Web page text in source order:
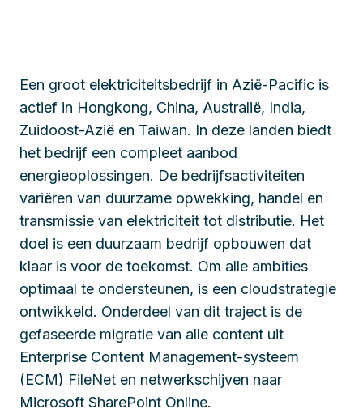
Een groot elektriciteitsbedrijf in Azië-Pacific is
actief in Hongkong, China, Australië, India,
Zuidoost-Azië en Taiwan. In deze landen biedt
het bedrijf een compleet aanbod
energieoplossingen. De bedrijfsactiviteiten
variëren van duurzame opwekking, handel en
transmissie van elektriciteit tot distributie. Het
doel is een duurzaam bedrijf opbouwen dat
klaar is voor de toekomst. Om alle ambities
optimaal te ondersteunen, is een cloudstrategie
ontwikkeld. Onderdeel van dit traject is de
gefaseerde migratie van alle content uit
Enterprise Content Management-systeem
(ECM) FileNet en netwerkschijven naar
Microsoft SharePoint Online.